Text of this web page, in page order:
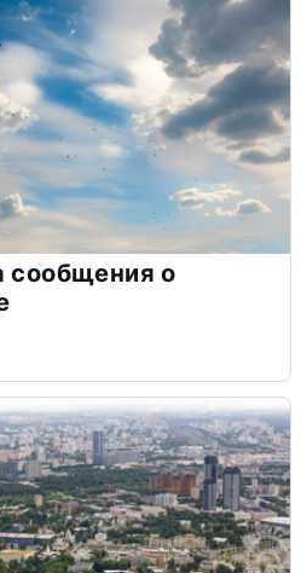
сообщения о